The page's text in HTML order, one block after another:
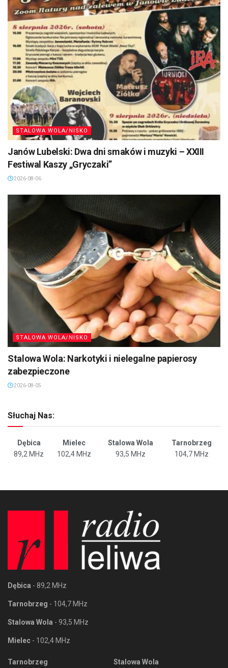
STALOWA WOLA/NISKO
Janów Lubelski: Dwa dni smaków i muzyki – XXIII
Festiwal Kaszy „Gryczaki”
2026-08-06
STALOWA WOLA/NISKO
Stalowa Wola: Narkotyki i nielegalne papierosy
zabezpieczone
2026-08-05
Słuchaj Nas:
Dębica Mielec Stalowa Wola
Tarnobrzeg
89,2 MHz
102,4 MHz 93,5 MHz 104,7 MHz
Dębica - 89,2 MHz
Tarnobrzeg - 104,7 MHz
Stalowa Wola - 93,5 MHz
Mielec - 102,4 MHz
Tarnobrzeg Stalowa Wola